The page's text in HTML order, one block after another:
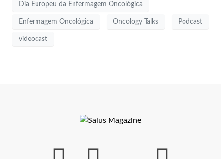
Dia Europeu da Enfermagem Oncológica
Enfermagem Oncológica Oncology Talks Podcast
videocast